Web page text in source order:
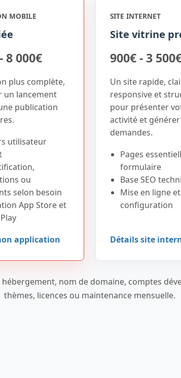
MOBILE
8 000€
plus complète,
un lancement
publication
utilisateur
ou
selon besoin
App Store et
application
SITE INTERNET
Site vitrine
900€ - 3
Un site rapide,
responsive et
pour présenter
activité et générer
demandes.
Pages
formulaire
Base SEO
Mise en ligne et
configuration
Détails site
nom de domaine, comptes
thèmes, licences ou maintenance mensuelle.